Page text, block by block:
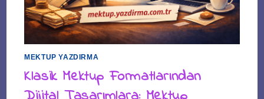
MEKTUP YAZDIRMA
Klasik Mektup Formatlarından